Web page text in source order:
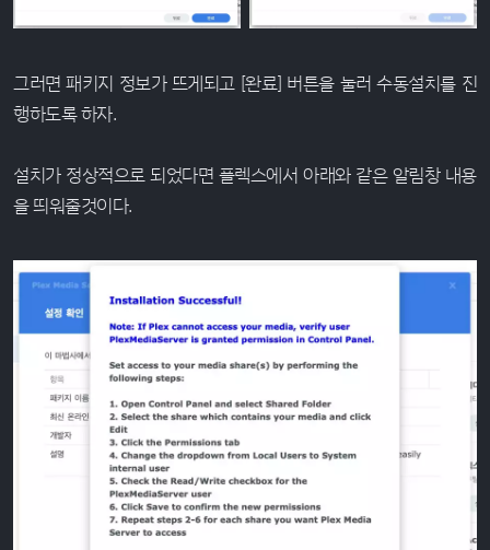
그러면 패키지 정보가 뜨게되고 [완료] 버튼을 눌러 수동설치를 진
행하도록 하자.
설치가 정상적으로 되었다면 플렉스에서 아래와 같은 알림창 내용
을 띄워줄것이다.